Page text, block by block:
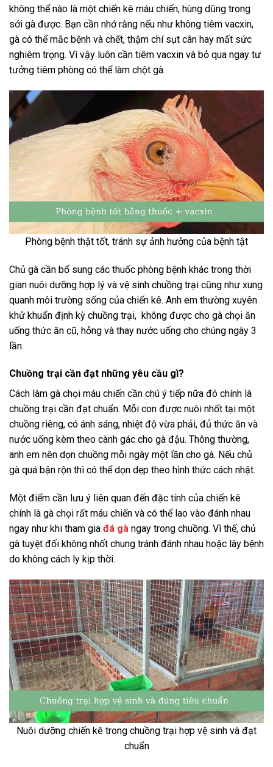
không thể nào là một chiến kê máu chiến, hùng dũng trong
sới gà được. Bạn cần nhớ rằng nếu như không tiêm vacxin,
gà có thể mắc bệnh và chết, thậm chí sụt cân hay mất sức
nghiêm trọng. Vì vậy luôn cần tiêm vacxin và bỏ qua ngay tư
tưởng tiêm phòng có thể làm chột gà.
Phòng bệnh thật tốt, tránh sự ảnh hưởng của bệnh tật
Chủ gà cần bổ sung các thuốc phòng bệnh khác trong thời
gian nuôi dưỡng hợp lý và vệ sinh chuồng trại cũng như xung
quanh môi trường sống của chiến kê. Anh em thường xuyên
khử khuẩn định kỳ chuồng trại, không được cho gà chọi ăn
uống thức ăn cũ, hỏng và thay nước uống cho chúng ngày 3
lần.
Chuồng trại cần đạt những yêu cầu gì?
Cách làm gà chọi máu chiến cần chú ý tiếp nữa đó chính là
chuồng trại cần đạt chuẩn. Mỗi con được nuôi nhốt tại một
chuồng riêng, có ánh sáng, nhiệt độ vừa phải, đủ thức ăn và
nước uống kèm theo cành gác cho gà đậu. Thông thường,
anh em nên dọn chuồng mỗi ngày một lần cho gà. Nếu chủ
gà quá bận rộn thì có thể dọn dẹp theo hình thức cách nhật.
Một điểm cần lưu ý liên quan đến đặc tính của chiến kê
chính là gà chọi rất máu chiến và có thể lao vào đánh nhau
ngay như khi tham gia đá gà ngay trong chuồng. Vì thế, chủ
gà tuyệt đối không nhốt chung tránh đánh nhau hoặc lây bệnh
do không cách ly kịp thời.
Nuôi dưỡng chiến kê trong chuồng trại hợp vệ sinh và đạt
chuẩn